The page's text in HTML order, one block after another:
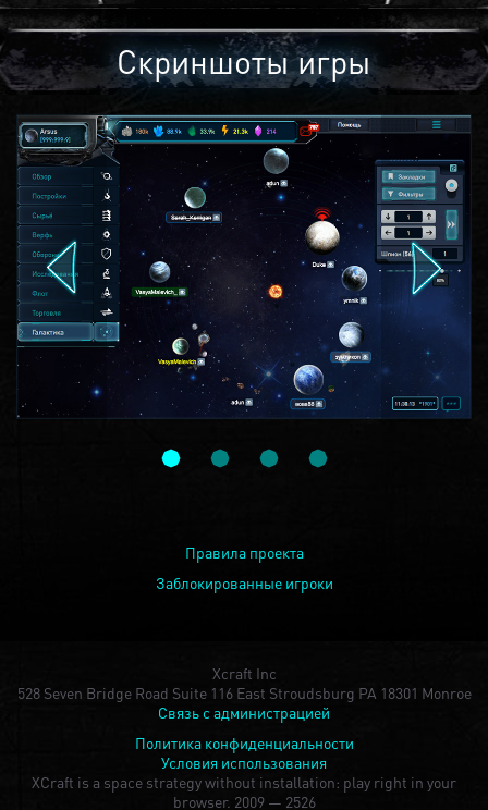
Скриншоты игры
Правила проекта
Заблокированные игроки
Xcraft Inc
528 Seven Bridge Road Suite 116 East Stroudsburg PA 18301 Monroe
Связь с администрацией
Политика конфиденциальности
Условия использования
XCraft is a space strategy without installation: play right in your
browser. 2009 — 2526